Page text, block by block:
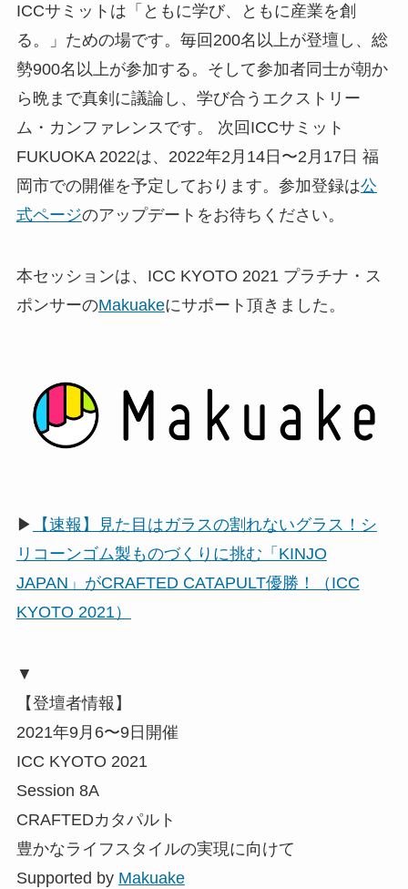
ICCサミットは「ともに学び、ともに産業を創
る。」ための場です。毎回200名以上が登壇し、総
勢900名以上が参加する。そして参加者同士が朝か
ら晩まで真剣に議論し、学び合うエクストリー
ム・カンファレンスです。 次回ICCサミット
FUKUOKA 2022は、2022年2月14日〜2月17日 福
岡市での開催を予定しております。参加登録は公
式ページのアップデートをお待ちください。
本セッションは、ICC KYOTO 2021 プラチナ・ス
ポンサーのMakuakeにサポート頂きました。
▶
【速報】見た目はガラスの割れないグラス！シ
リコーンゴム製ものづくりに挑む「KINJO
JAPAN」がCRAFTED CATAPULT優勝！（ICC
KYOTO 2021）
▼
【登壇者情報】
2021年9月6〜9日開催
ICC KYOTO 2021
Session 8A
CRAFTEDカタパルト
豊かなライフスタイルの実現に向けて
Supported by Makuake